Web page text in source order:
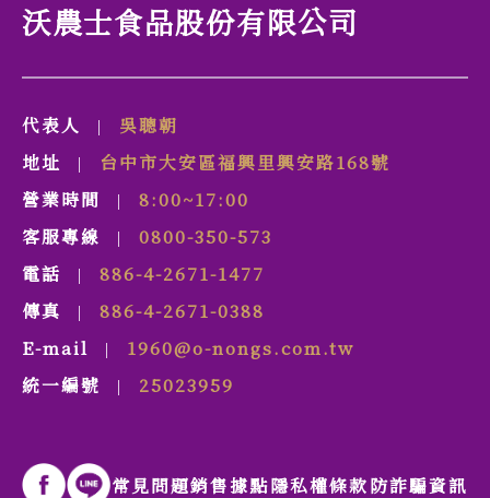
沃農士食品股份有限公司
代表人 |
吳聰朝
地址
| 台中市大安區福興里興安路168號
營業時間
|
8:00~17:00
客服專線
|
0800-350-573
電話
|
886-4-2671-1477
傳真
|
886-4-2671-0388
E-mail
|
1960@o-nongs.com.tw
統一編號
| 25023959
常見問題銷售據點隱私權條款防詐騙資訊